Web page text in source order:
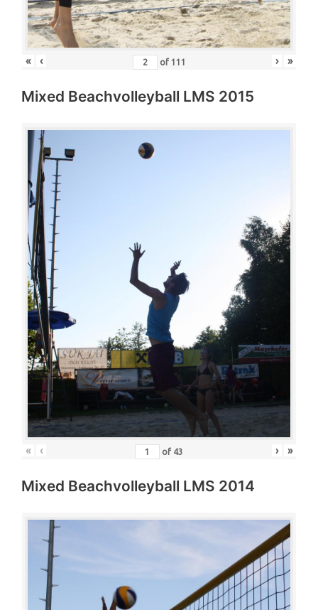
« ‹ of 111 › »
Mixed Beachvolleyball LMS 2015
« ‹ of 43 › »
Mixed Beachvolleyball LMS 2014